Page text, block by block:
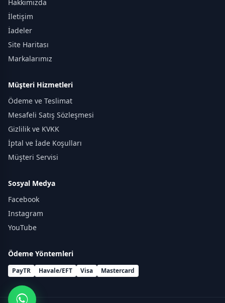
Hakkımızda
İletişim
İadeler
Site Haritası
Markalarımız
Müşteri Hizmetleri
Ödeme ve Teslimat
Mesafeli Satış Sözleşmesi
Gizlilik ve KVKK
İptal ve İade Koşulları
Müşteri Servisi
Sosyal Medya
Facebook
Instagram
YouTube
Ödeme Yöntemleri
PayTR Havale/EFT Visa Mastercard